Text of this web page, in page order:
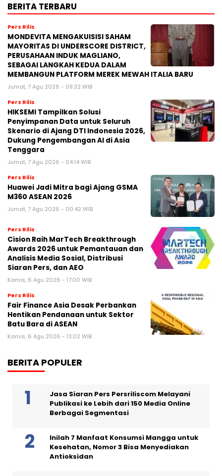
BERITA TERBARU
Pers Rilis
MONDEVITA MENGAKUISISI SAHAM
MAYORITAS DI UNDERSCORE DISTRICT,
PERUSAHAAN INDUK MAGLIANO,
SEBAGAI LANGKAH KEDUA DALAM
MEMBANGUN PLATFORM MEREK MEWAH ITALIA BARU
Jumat, 7 Agu 2026 - 09:32 WIB
Pers Rilis
HIKSEMI Tampilkan Solusi
Penyimpanan Data untuk Seluruh
Skenario di Ajang DTI Indonesia 2026,
Dukung Pengembangan AI di Asia
Tenggara
Jumat, 7 Agu 2026 - 04:14 WIB
Pers Rilis
Huawei Jadi Mitra bagi Ajang GSMA
M360 ASEAN 2026
Jumat, 7 Agu 2026 - 00:42 WIB
Pers Rilis
Cision Raih MarTech Breakthrough
Awards 2026 untuk Pemantauan dan
Analisis Media Sosial, Distribusi
Siaran Pers, dan AEO
Kamis, 6 Agu 2026 - 17:00 WIB
Pers Rilis
Fair Finance Asia Desak Perbankan
Hentikan Pendanaan untuk Sektor
Batu Bara di ASEAN
Kamis, 6 Agu 2026 - 13:02 WIB
BERITA POPULER
Jasa Siaran Pers Persriliscom Melayani
Publikasi ke Lebih dari 150 Media Online
Berbagai Segmentasi
Inilah 7 Manfaat Konsumsi Mangga untuk
Kesehatan, Nomor 3 Bisa Menyediakan
Antioksidan